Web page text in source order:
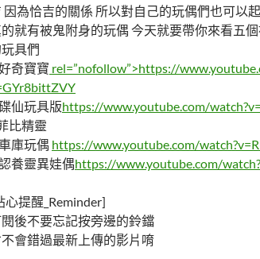
因為恰吉的關係 所以對自己的玩偶們也可以
就有被鬼附身的玩偶 今天就要帶你來看五
具們
奇寶寶 rel=”nofollow”>https://
仙玩具版https://www.youtube.com/
比精靈
庫玩偶 https://www.youtube.com/
養靈異娃偶https://www.youtube.com/
心提醒_Reminder]
後不要忘記按旁邊的鈴鐺
會錯過最新上傳的影片唷